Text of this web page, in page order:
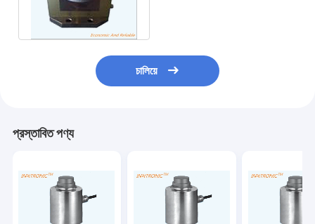
চালিয়ে
প্রস্তাবিত পণ্য